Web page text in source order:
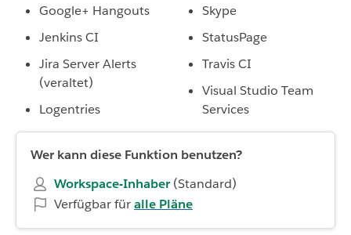
Google+ Hangouts
Jenkins CI
Jira Server Alerts
(veraltet)
Logentries
Skype
StatusPage
Travis CI
Visual Studio Team
Services
Wer kann diese Funktion benutzen?
Workspace-Inhaber(Standard)
Verfügbar füralle Pläne